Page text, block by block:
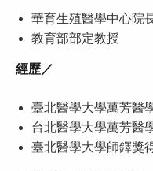
華育生殖醫學中心院
教育部部定教授
經歷／
臺北醫學大學萬芳醫
台北醫學大學萬芳醫
臺北醫學大學師鐸獎